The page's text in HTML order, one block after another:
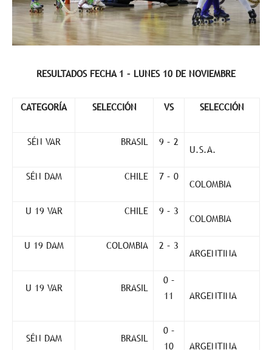
RESULTADOS FECHA 1 – LUNES 10 DE NOVIEMBRE
CATEGORÍA SELECCIÓN VS SELECCIÓN
SÉN VAR BRASIL 9 – 2
U.S.A.
SÉN DAM CHILE 7 – 0
COLOMBIA
U 19 VAR CHILE 9 – 3
COLOMBIA
U 19 DAM COLOMBIA 2 – 3
ARGENTINA
U 19 VAR BRASIL
0 –
11
ARGENTINA
SÉN DAM BRASIL
0 –
10
ARGENTINA